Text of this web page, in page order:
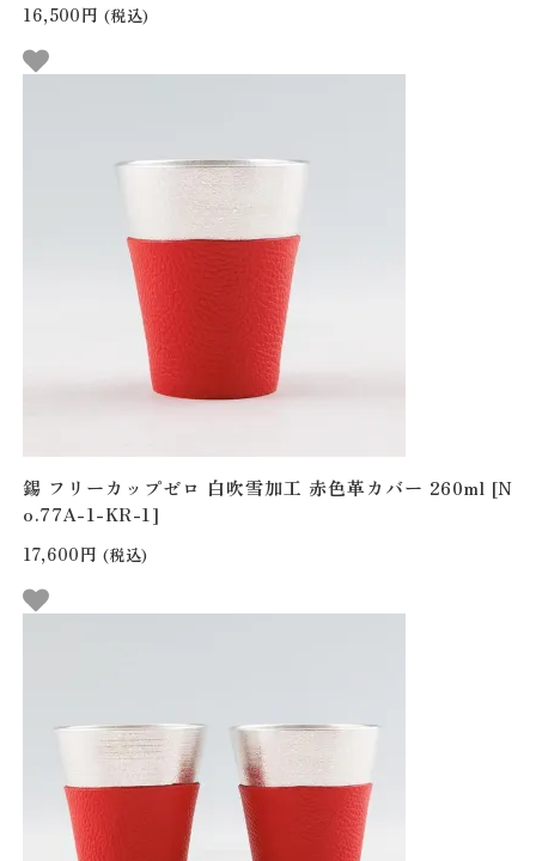
16,500円 (税込)
錫 フリーカップゼロ 白吹雪加工 赤色革カバー 260ml [N
o.77A-1-KR-1]
17,600円 (税込)